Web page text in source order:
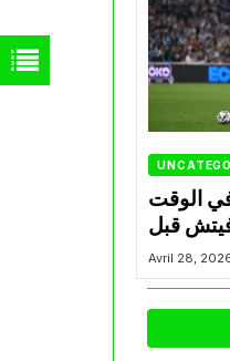
الوقت
قبل
Avril 28,